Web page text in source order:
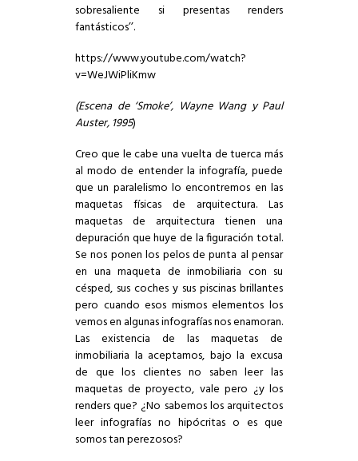
sobresaliente si presentas renders
fantásticos’’.
https://www.youtube.com/watch?
v=WeJWiPliKmw
(Escena de ‘Smoke’, Wayne Wang y Paul
Auster, 1995)
Creo que le cabe una vuelta de tuerca más
al modo de entender la infografía, puede
que un paralelismo lo encontremos en las
maquetas físicas de arquitectura. Las
maquetas de arquitectura tienen una
depuración que huye de la figuración total.
Se nos ponen los pelos de punta al pensar
en una maqueta de inmobiliaria con su
césped, sus coches y sus piscinas brillantes
pero cuando esos mismos elementos los
vemos en algunas infografías nos enamoran.
Las existencia de las maquetas de
inmobiliaria la aceptamos, bajo la excusa
de que los clientes no saben leer las
maquetas de proyecto, vale pero ¿y los
renders que? ¿No sabemos los arquitectos
leer infografías no hipócritas o es que
somos tan perezosos?